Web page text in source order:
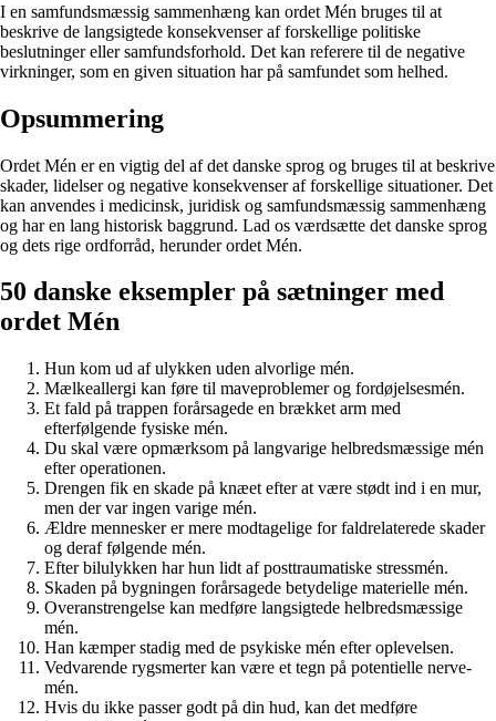
I en samfundsmæssig sammenhæng kan ordet Mén bruges til at
beskrive de langsigtede konsekvenser af forskellige politiske
beslutninger eller samfundsforhold. Det kan referere til de negative
virkninger, som en given situation har på samfundet som helhed.
Opsummering
Ordet Mén er en vigtig del af det danske sprog og bruges til at beskrive
skader, lidelser og negative konsekvenser af forskellige situationer. Det
kan anvendes i medicinsk, juridisk og samfundsmæssig sammenhæng
og har en lang historisk baggrund. Lad os værdsætte det danske sprog
og dets rige ordforråd, herunder ordet Mén.
50 danske eksempler på sætninger med
ordet Mén
Hun kom ud af ulykken uden alvorlige mén.
Mælkeallergi kan føre til maveproblemer og fordøjelsesmén.
Et fald på trappen forårsagede en brækket arm med
efterfølgende fysiske mén.
Du skal være opmærksom på langvarige helbredsmæssige mén
efter operationen.
Drengen fik en skade på knæet efter at være stødt ind i en mur,
men der var ingen varige mén.
Ældre mennesker er mere modtagelige for faldrelaterede skader
og deraf følgende mén.
Efter bilulykken har hun lidt af posttraumatiske stressmén.
Skaden på bygningen forårsagede betydelige materielle mén.
Overanstrengelse kan medføre langsigtede helbredsmæssige
mén.
Han kæmper stadig med de psykiske mén efter oplevelsen.
Vedvarende rygsmerter kan være et tegn på potentielle nerve-
mén.
Hvis du ikke passer godt på din hud, kan det medføre